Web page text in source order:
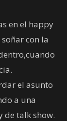
en el happy
con la
el asunto
a una
talk show.